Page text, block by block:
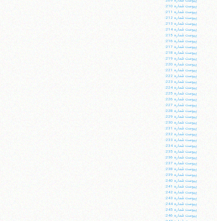
پيوست شماره 210:
پيوست شماره 211:
پيوست شماره 212:
پيوست شماره 213:
پيوست شماره 214:
پيوست شماره 215:
پيوست شماره 216:
پيوست شماره 217:
پيوست شماره 218:
پيوست شماره 219:
پيوست شماره 220:
پيوست شماره 221:
پيوست شماره 222:
پيوست شماره 223:
پيوست شماره 224:
پيوست شماره 225:
پيوست شماره 226:
پيوست شماره 227:
پيوست شماره 228:
پيوست شماره 229:
پيوست شماره 230:
پيوست شماره 231:
پيوست شماره 232:
پيوست شماره 233:
پيوست شماره 234:
پيوست شماره 235:
پيوست شماره 236:
پيوست شماره 237:
پيوست شماره 238:
پيوست شماره 239:
پيوست شماره 240:
پيوست شماره 241:
پيوست شماره 242:
پيوست شماره 243:
پيوست شماره 244:
پيوست شماره 245:
پيوست شماره 246: